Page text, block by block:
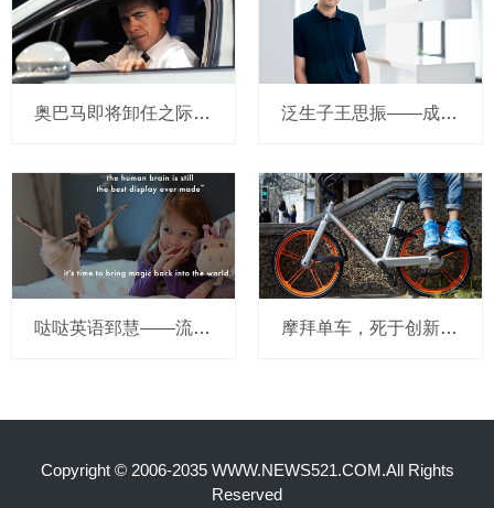
奥巴马即将卸任之际，要让无人驾驶汽车合法化？ 泛生子王思振——成立两年，融资数亿，基因检测如何帮助人类战胜癌症？
哒哒英语郅慧——流量这杯毒酒，你还喝吗？ 摩拜单车，死于创新的一百万种方式
Copyright © 2006-2035 WWW.NEWS521.COM.All Rights
Reserved